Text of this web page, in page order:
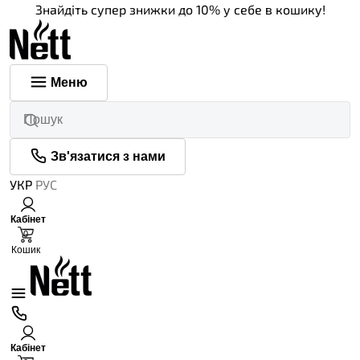
Знайдіть супер знижки до 10% у себе в кошику!
Меню
Зв'язатися з нами
УКР РУС
Кабінет
0
Кошик
Кабінет